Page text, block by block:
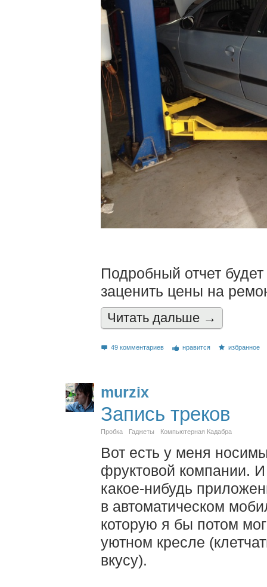
Подробный отчет
заценить цены на
Читать дальшe →
49 комментариев нравится избранное
murzix
Запись треков
Пробка Гаджеты Компьютерная Кадабра
Вот есть у меня
фруктовой компании.
какое-нибудь
в автоматическом
которую я бы потом
уютном кресле
вкусу).